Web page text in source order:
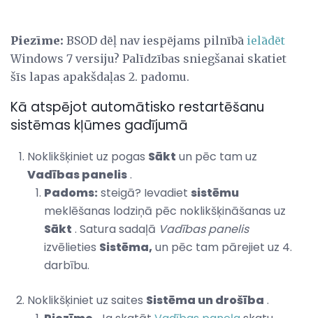
Piezīme: BSOD dēļ nav iespējams pilnībā ielādēt
Windows 7 versiju? Palīdzības sniegšanai skatiet
šīs lapas apakšdaļas 2. padomu.
Kā atspējot automātisko restartēšanu
sistēmas kļūmes gadījumā
Noklikšķiniet uz pogas Sākt un pēc tam uz
Vadības panelis.
Padoms: steigā? Ievadiet sistēmu
meklēšanas lodziņā pēc noklikšķināšanas uz
Sākt . Satura sadaļā Vadības panelis
izvēlieties Sistēma, un pēc tam pārejiet uz 4.
darbību.
Noklikšķiniet uz saites Sistēma un drošība .